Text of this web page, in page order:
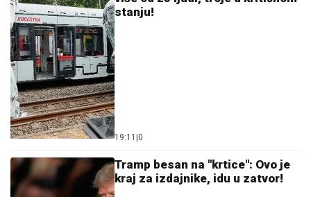
BOJANA LAZIĆ POKAZALA MAJKU
na letovanju: Doručak U BAZENU, a tek da vidite
voditeljku u bikiniju (FOTO)
"IMALI SMO RASPRAVU"
progovorio o susretu sa Milicom u
Crnoj Gori: "Zamera mi što nisam
ostao uz njih, ne treba da budemo
Kulići" (VIDEO)
ogroman transfer zbog Zvezdinog
sponzora?